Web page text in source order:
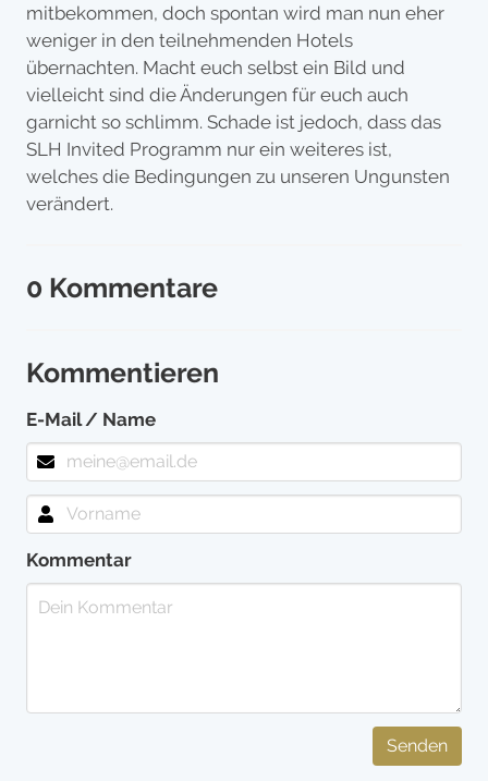
mitbekommen, doch spontan wird man nun eher
weniger in den teilnehmenden Hotels
übernachten. Macht euch selbst ein Bild und
vielleicht sind die Änderungen für euch auch
garnicht so schlimm. Schade ist jedoch, dass das
SLH Invited Programm nur ein weiteres ist,
welches die Bedingungen zu unseren Ungunsten
verändert.
0 Kommentare
Kommentieren
E-Mail / Name
Kommentar
Senden